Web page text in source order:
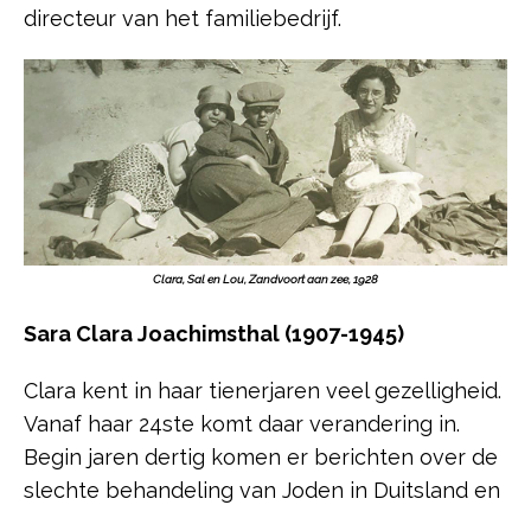
directeur van het familiebedrijf.
Clara, Sal en Lou, Zandvoort aan zee, 1928
Sara Clara Joachimsthal (1907-1945)
Clara kent in haar tienerjaren veel gezelligheid.
Vanaf haar 24ste komt daar verandering in.
Begin jaren dertig komen er berichten over de
slechte behandeling van Joden in Duitsland en